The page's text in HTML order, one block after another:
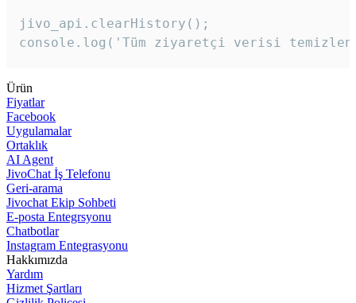
jivo_api.clearHistory();
console.log('Tüm ziyaretçi verisi
Ürün
Fiyatlar
Facebook
Uygulamalar
Ortaklık
AI Agent
JivoChat İş Telefonu
Geri-arama
Jivochat Ekip Sohbeti
E-posta Entegrsyonu
Chatbotlar
Instagram Entegrasyonu
Hakkımızda
Yardım
Hizmet Şartları